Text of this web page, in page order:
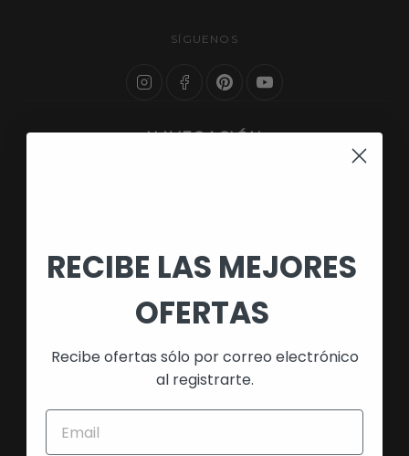
SÍGUENOS
NAVEGACIÓN
Devoluciones y Reembolso
Política de Cookies
Política de Privacidad
RECIBE LAS MEJORES
OFERTAS
Recibe ofertas sólo por correo electrónico
al registrarte.